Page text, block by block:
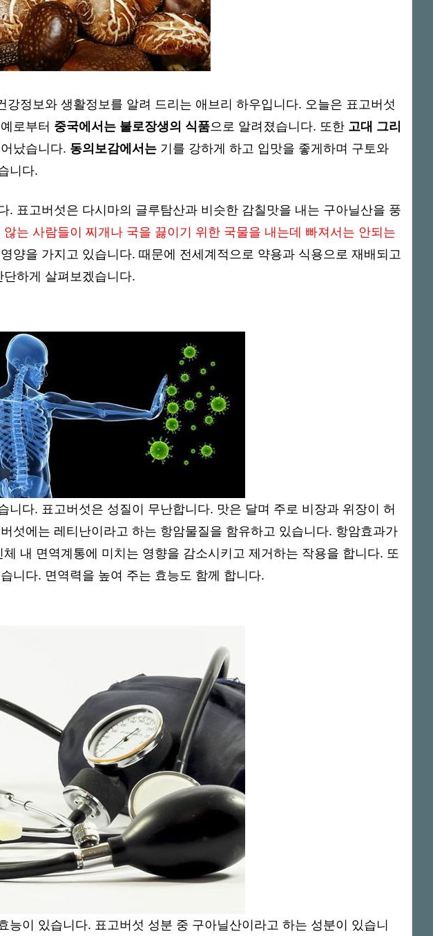
정보와 생활정보를 알려 드리는 애브리 하우입니다. 오늘은 표고버섯
로부터 중국에서는 불로장생의 식품으로 알려졌습니다. 또한 고대 그리
났습니다. 동의보감에서는 기를 강하게 하고 입맛을 좋게하며 구토와
니다.
. 표고버섯은 다시마의 글루탐산과 비슷한 감칠맛을 내는 구아닐산을 풍
않는 사람들이 찌개나 국을 끓이기 위한 국물을 내는데 빠져서는 안되는
양을 가지고 있습니다. 때문에 전세계적으로 약용과 식용으로 재배되고
하게 살펴보겠습니다.
니다. 표고버섯은 성질이 무난합니다. 맛은 달며 주로 비장과 위장이 허
섯에는 레티난이라고 하는 항암물질을 함유하고 있습니다. 항암효과가
내 면역계통에 미치는 영향을 감소시키고 제거하는 작용을 합니다. 또
니다. 면역력을 높여 주는 효능도 함께 합니다.
능이 있습니다. 표고버섯 성분 중 구아닐산이라고 하는 성분이 있습니